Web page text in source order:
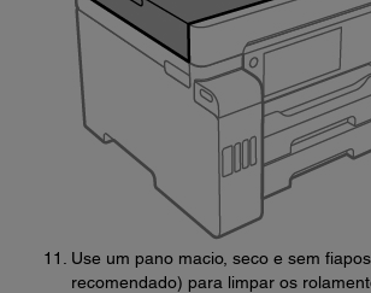
Use um pano macio, seco e sem
recomendado) para limpar os